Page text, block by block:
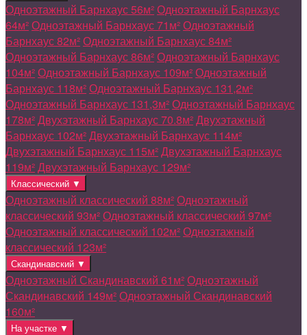
Одноэтажный Барнхаус 56м²Одноэтажный Барнхаус
64м²Одноэтажный Барнхаус 71м²Одноэтажный
Барнхаус 82м²Одноэтажный Барнхаус 84м²
Одноэтажный Барнхаус 86м²Одноэтажный Барнхаус
104м²Одноэтажный Барнхаус 109м²Одноэтажный
Барнхаус 118м²Одноэтажный Барнхаус 131,2м²
Одноэтажный Барнхаус 131,3м²Одноэтажный Барнхаус
178м²Двухэтажный Барнхаус 70.8м²Двухэтажный
Барнхаус 102м²Двухэтажный Барнхаус 114м²
Двухэтажный Барнхаус 115м²Двухэтажный Барнхаус
119м²Двухэтажный Барнхаус 129м²
Классический ▼
Одноэтажный классический 88м²Одноэтажный
классический 93м²Одноэтажный классический 97м²
Одноэтажный классический 102м²Одноэтажный
классический 123м²
Скандинавский ▼
Одноэтажный Скандинавский 61м²Одноэтажный
Скандинавский 149м²Одноэтажный Скандинавский
160м²
На участке ▼